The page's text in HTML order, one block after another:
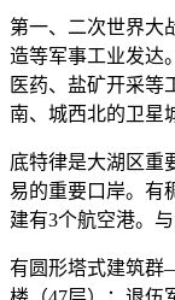
第一、二次世界大
造等军事工业发达
医药、盐矿开采等
南、城西北的卫星
底特律是大湖区重
易的重要口岸。有
建有3个航空港。
有圆形塔式建筑